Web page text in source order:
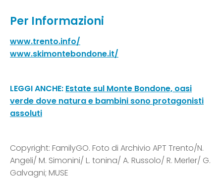
Per Informazioni
www.trento.info/
www.skimontebondone.it/
LEGGI ANCHE: Estate sul Monte Bondone, oasi
verde dove natura e bambini sono protagonisti
assoluti
Copyright: FamilyGO. Foto di Archivio APT Trento/N.
Angeli/ M. Simonini/ L. tonina/ A. Russolo/ R. Merler/ G.
Galvagni; MUSE